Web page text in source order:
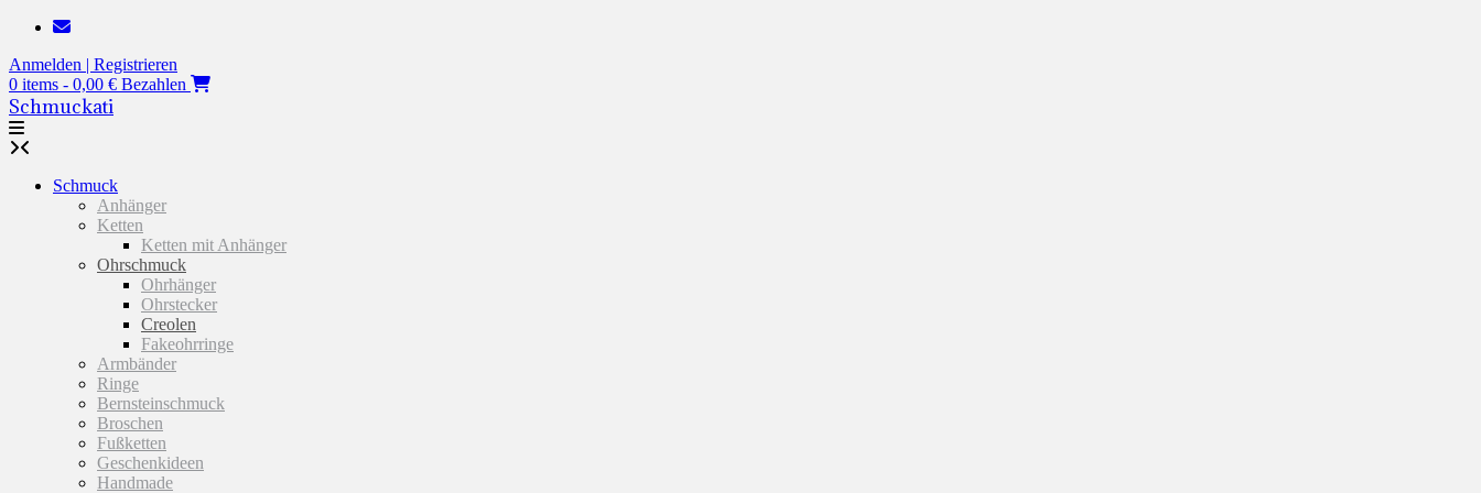
Zum
springen
Anmelden | Registrieren
0 items - 0,00 € Bezahlen
Schmuckati
Schmuck
Anhänger
Ketten
Ketten mit Anhänger
Ohrschmuck
Ohrhänger
Ohrstecker
Creolen
Fakeohrringe
Armbänder
Ringe
Bernsteinschmuck
Broschen
Fußketten
Geschenkideen
Handmade